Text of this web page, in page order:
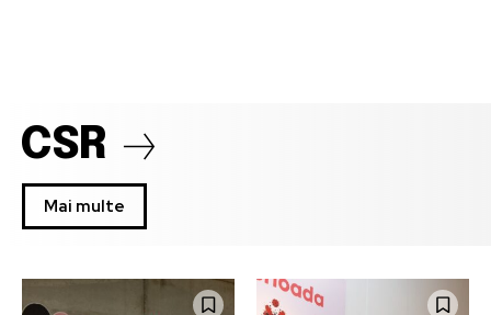
CSR
Mai multe